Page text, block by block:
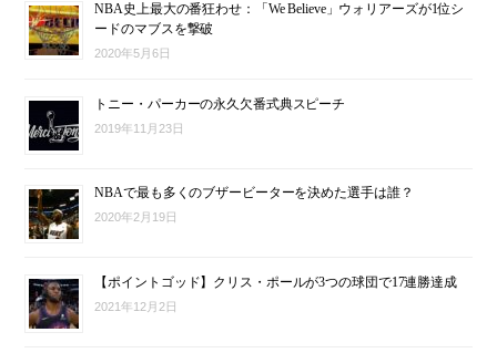
NBA史上最大の番狂わせ：「We Believe」ウォリアーズが1位シ
ードのマブスを撃破
2020年5月6日
トニー・パーカーの永久欠番式典スピーチ
2019年11月23日
NBAで最も多くのブザービーターを決めた選手は誰？
2020年2月19日
【ポイントゴッド】クリス・ポールが3つの球団で17連勝達成
2021年12月2日